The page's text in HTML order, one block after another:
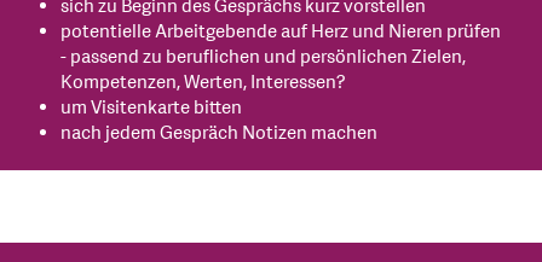
sich zu Beginn des Gesprächs kurz vorstellen
potentielle Arbeitgebende auf Herz und Nieren prüfen
- passend zu beruflichen und persönlichen Zielen,
Kompetenzen, Werten, Interessen?
um Visitenkarte bitten
nach jedem Gespräch Notizen machen